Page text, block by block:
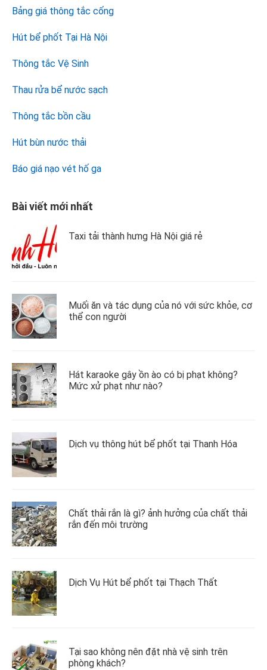
Bảng giá thông tắc cống
Hút bể phốt Tại Hà Nội
Thông tắc Vệ Sinh
Thau rửa bể nước sạch
Thông tắc bồn cầu
Hút bùn nước thải
Báo giá nạo vét hố ga
Bài viết mới nhất
Taxi tải thành hưng Hà Nội giá rẻ
Muối ăn và tác dụng của nó với sức khỏe, cơ
thể con người
Hát karaoke gây ồn ào có bị phạt không?
Mức xử phạt như nào?
Dịch vụ thông hút bể phốt tại Thanh Hóa
Chất thải rắn là gì? ảnh hưởng của chất thải
rắn đến môi trường
Dịch Vụ Hút bể phốt tại Thạch Thất
Tại sao không nên đặt nhà vệ sinh trên
phòng khách?